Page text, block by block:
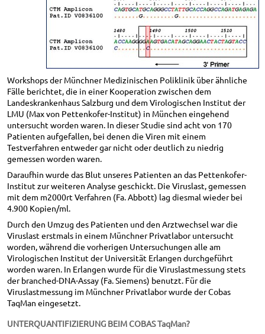
Workshops der Münchner Medizinischen Poliklinik über ähnliche
Fälle berichtet, die in einer Kooperation zwischen dem
Landeskrankenhaus Salzburg und dem Virologischen Institut der
LMU (Max von Pettenkofer-Institut) in München eingehend
untersucht worden waren. In dieser Studie sind acht von 170
Patienten aufgefallen, bei denen die Viren mit einem
Testverfahren entweder gar nicht oder deutlich zu niedrig
gemessen worden waren.
Daraufhin wurde das Blut unseres Patienten an das Pettenkofer-
Institut zur weiteren Analyse geschickt. Die Viruslast, gemessen
mit dem m2000rt Verfahren (Fa. Abbott) lag diesmal wieder bei
4.900 Kopien/ml.
Durch den Umzug des Patienten und den Arztwechsel war die
Viruslast erstmals in einem Münchner Privatlabor untersucht
worden, während die vorherigen Untersuchungen alle am
Virologischen Institut der Universität Erlangen durchgeführt
worden waren. In Erlangen wurde für die Viruslastmessung stets
der branched-DNA-Assay (Fa. Siemens) benutzt. Für die
Viruslastmessung im Münchner Privatlabor wurde der Cobas
TaqMan eingesetzt.
UNTERQUANTIFIZIERUNG BEIM COBAS TaqMan?